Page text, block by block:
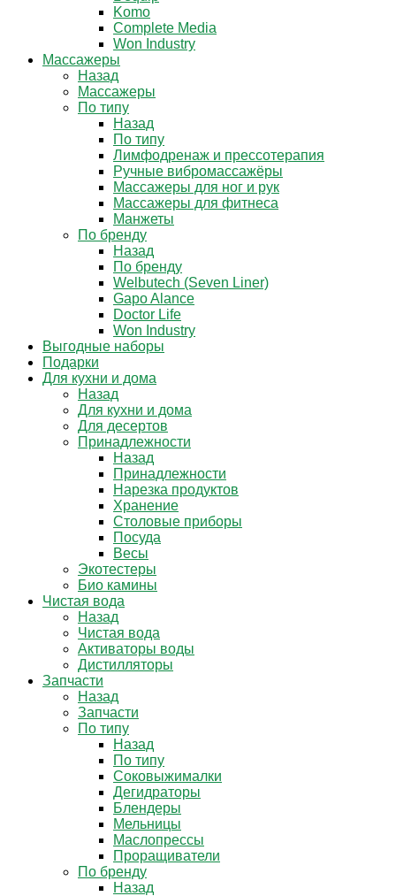
Komo
Complete Media
Won Industry
Массажеры
Назад
Массажеры
По типу
Назад
По типу
Лимфодренаж и прессотерапия
Ручные вибромассажёры
Массажеры для ног и рук
Массажеры для фитнеса
Манжеты
По бренду
Назад
По бренду
Welbutech (Seven Liner)
Gapo Alance
Doctor Life
Won Industry
Выгодные наборы
Подарки
Для кухни и дома
Назад
Для кухни и дома
Для десертов
Принадлежности
Назад
Принадлежности
Нарезка продуктов
Хранение
Столовые приборы
Посуда
Весы
Экотестеры
Био камины
Чистая вода
Назад
Чистая вода
Активаторы воды
Дистилляторы
Запчасти
Назад
Запчасти
По типу
Назад
По типу
Соковыжималки
Дегидраторы
Блендеры
Мельницы
Маслопрессы
Проращиватели
По бренду
Назад